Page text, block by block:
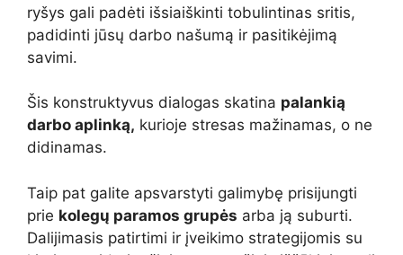
ryšys gali padėti išsiaiškinti tobulintinas sritis,
padidinti jūsų darbo našumą ir pasitikėjimą
savimi.
Šis konstruktyvus dialogas skatina palankią
darbo aplinką, kurioje stresas mažinamas, o ne
didinamas.
Taip pat galite apsvarstyti galimybę prisijungti
prie kolegų paramos grupės arba ją suburti.
Dalijimasis patirtimi ir įveikimo strategijomis su